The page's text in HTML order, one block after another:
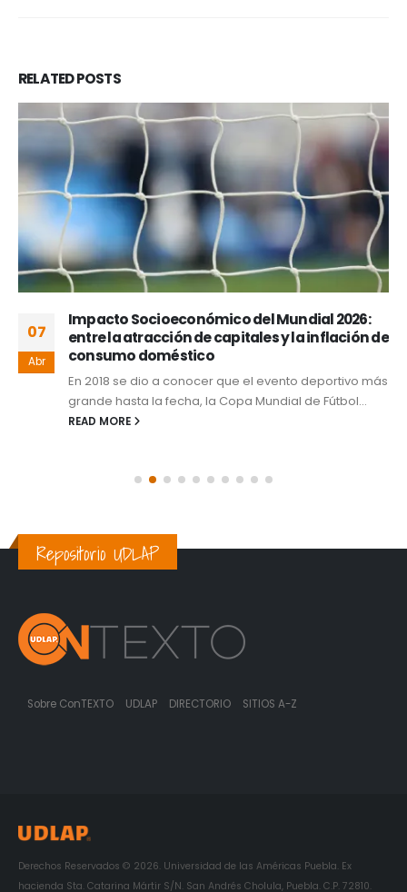
RELATEDPOSTS
07
Abr
Impacto Socioeconómico del Mundial 2026:
entre la atracción de capitales y la inflación de
consumo doméstico
En 2018 se dio a conocer que el evento deportivo más
grande hasta la fecha, la Copa Mundial de Fútbol...
READ MORE
Repositorio UDLAP
Sobre ConTEXTO UDLAP DIRECTORIO SITIOS A-Z
Derechos Reservados © 2026. Universidad de las Américas Puebla. Ex
hacienda Sta. Catarina Mártir S/N. San Andrés Cholula, Puebla. C.P. 72810.